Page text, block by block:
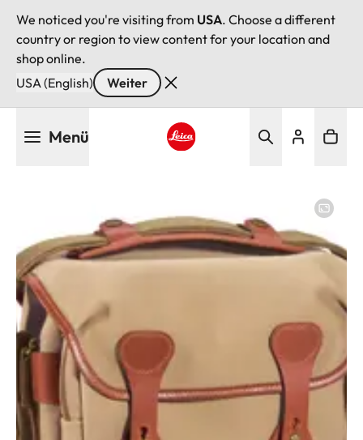
We noticed you're visiting from USA. Choose a different
country or region to view content for your location and
shop online.
USA (English)
Weiter
Menü